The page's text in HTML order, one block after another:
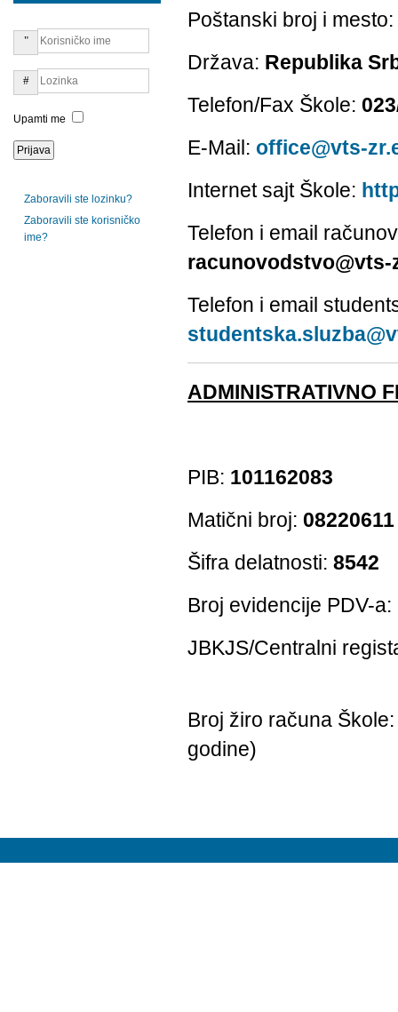
Poštanski broj i mesto:
Država: Republika
Telefon/Fax Škole:
E-Mail: office@vts-
Internet sajt Škole:
Telefon i email
racunovodstvo@vts-
Telefon i email
ADMINISTRATIVNO
PIB: 101162083
Matični broj: 08220611
Šifra delatnosti: 8542
Broj evidencije PDV-a:
JBKJS/Centralni
Broj žiro računa
godine)
Upamti me
Zaboravili ste lozinku?
Zaboravili ste korisničko
ime?